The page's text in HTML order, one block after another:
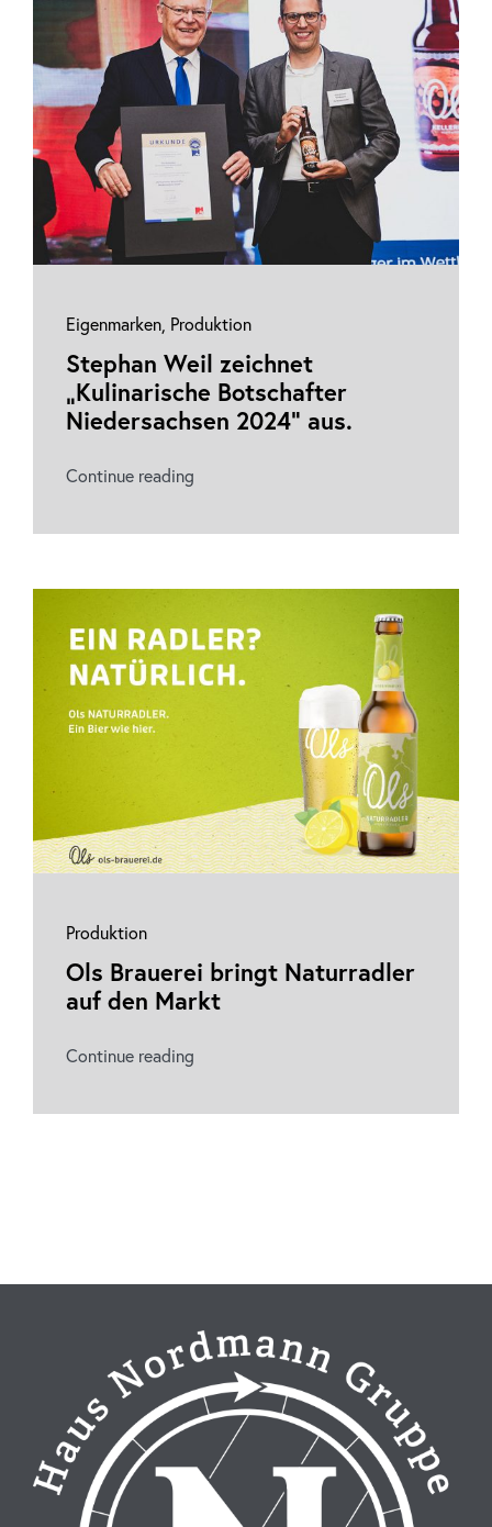
Eigenmarken, Produktion
Stephan Weil zeichnet
„Kulinarische Botschafter
Niedersachsen 2024“ aus.
Continue reading
Produktion
Ols Brauerei bringt Naturradler
auf den Markt
Continue reading